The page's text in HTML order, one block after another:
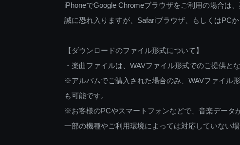
iPhoneでGoogle Chromeブラウザをご利用の場合は
誠に恐れ入りますが、Safariブラウザ、もしくはPC
【ダウンロードのファイル形式について】
・楽曲ファイルは、WAVファイル形式でのご提供とな
※アルバムでご購入された場合のみ、WAVファイル
も可能です。
※お客様のPCやスマートフォンなどで、音楽データ
一部の機種やご利用環境によっては対応していない場